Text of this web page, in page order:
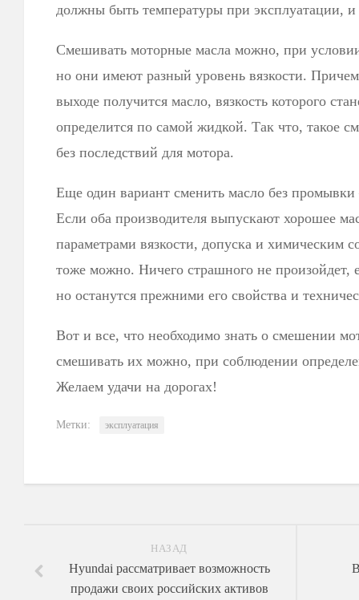
должны быть температуры при эксплуатации, и
Смешивать моторные масла можно, при
но они имеют разный уровень вязкости.
выходе получится масло, вязкость которого
определится по самой жидкой. Так что, такое
без последствий для мотора.
Еще один вариант сменить масло без
Если оба производителя выпускают хорошее
параметрами вязкости, допуска и химическим
тоже можно. Ничего страшного не произойдет,
но останутся прежними его свойства и
Вот и все, что необходимо знать о смешении
смешивать их можно, при соблюдении
Желаем удачи на дорогах!
Метки: эксплуатация
НАЗАД
Hyundai рассматривает возможность
продажи своих российских активов